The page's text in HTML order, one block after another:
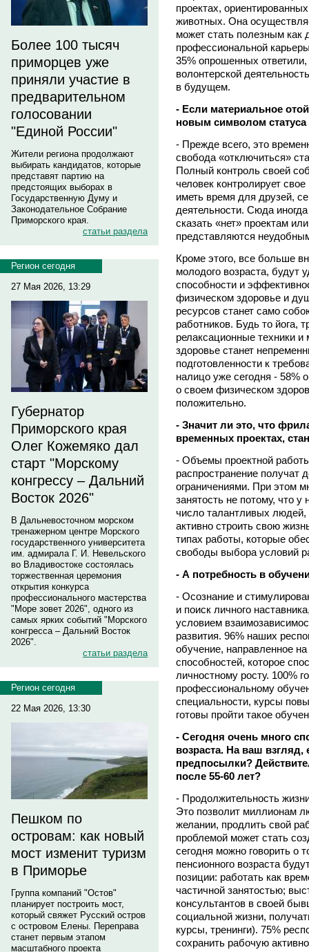
Более 100 тысяч
приморцев уже
приняли участие в
предварительном
голосовании
"Единой России"
Жители региона продолжают
выбирать кандидатов, которые
представят партию на
предстоящих выборах в
Государственную Думу и
Законодательное Собрание
Приморского края.
статьи раздела
Регион сегодня
27 Мая 2026, 13:29
Губернатор
Приморского края
Олег Кожемяко дал
старт "Морскому
конгрессу – Дальний
Восток 2026"
В Дальневосточном морском
тренажерном центре Морского
государственного университета
им. адмирала Г. И. Невельского
во Владивостоке состоялась
торжественная церемония
открытия конкурса
профессионального мастерства
"Море зовет 2026", одного из
самых ярких событий "Морского
конгресса – Дальний Восток
2026".
статьи раздела
Регион сегодня
22 Мая 2026, 13:30
Пешком по
островам: как новый
мост изменит туризм
в Приморье
Группа компаний "Остов"
планирует построить мост,
который свяжет Русский остров
с островом Елены. Переправа
станет первым этапом
масштабного проекта
проектах,
животных. Она
может стать полезным как
профессиональной
35% опрошенных ответили,
волонтерской
в будущем.
- Если материальное
новым символом
- Прежде всего, это
свобода «отключиться»
Полный контроль своей
человек контролирует
иметь время для друзей,
деятельности. Сюда
сказать «нет» проектам
представляются
Кроме этого, все больше
молодого возраста, будут
способности и
физическом здоровье и
ресурсов станет само
работников. Будь то йога,
релаксационные техники
здоровье станет
подготовленности к
налицо уже сегодня - 58%
о своем физическом
положительно.
- Значит ли это, что
временных проектах,
- Объемы проектной
распространение получат
ограничениями. При этом
занятость не потому, что
число талантливых людей,
активно строить свою
типах работы, которые
свободы выбора условий
- А потребность в
- Осознание и
и поиск личного
условием
развития. 96% наших
обучение, направленное
способностей, которое
личностному росту. 100%
профессиональному
специальности, курсы
готовы пройти такое
- Сегодня очень много
возраста. На ваш
предпосылки?
после 55-60 лет?
- Продолжительность
Это позволит миллионам
желании, продлить свой
проблемой может стать
сегодня можно говорить
пенсионного возраста
позиции: работать как
частичной занятостью;
консультантов в своей
социальной жизни,
курсы, тренинги). 75%
сохранить рабочую